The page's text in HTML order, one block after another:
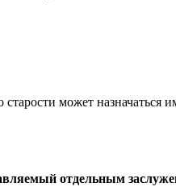
может назначаться
отдельным